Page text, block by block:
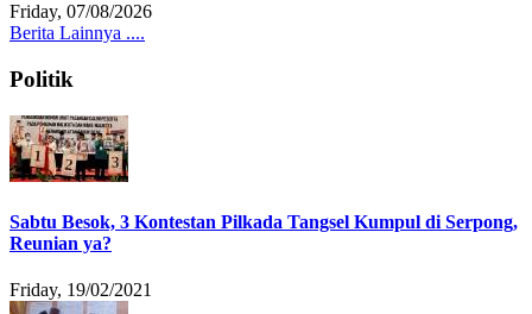
Friday, 07/08/2026
Berita Lainnya ....
Politik
Sabtu Besok, 3 Kontestan Pilkada Tangsel Kumpul di Serpong,
Reunian ya?
Friday, 19/02/2021